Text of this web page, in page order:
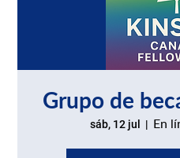
Grupo de
sáb, 12 jul
  |
En